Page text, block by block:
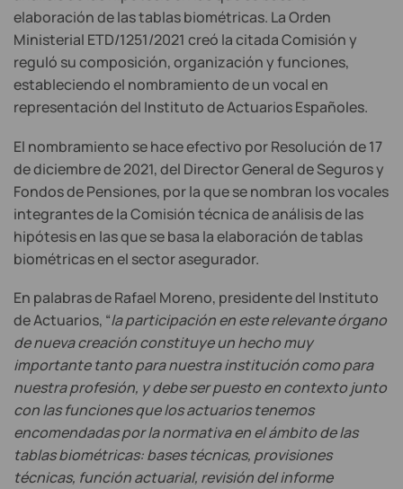
elaboración de las tablas biométricas. La Orden
Ministerial ETD/1251/2021 creó la citada Comisión y
reguló su composición, organización y funciones,
estableciendo el nombramiento de un vocal en
representación del Instituto de Actuarios Españoles.
El nombramiento se hace efectivo por Resolución de 17
de diciembre de 2021, del Director General de Seguros y
Fondos de Pensiones, por la que se nombran los vocales
integrantes de la Comisión técnica de análisis de las
hipótesis en las que se basa la elaboración de tablas
biométricas en el sector asegurador.
En palabras de Rafael Moreno, presidente del Instituto
de Actuarios, “la participación en este relevante órgano
de nueva creación constituye un hecho muy
importante tanto para nuestra institución como para
nuestra profesión, y debe ser puesto en contexto junto
con las funciones que los actuarios tenemos
encomendadas por la normativa en el ámbito de las
tablas biométricas: bases técnicas, provisiones
técnicas, función actuarial, revisión del informe